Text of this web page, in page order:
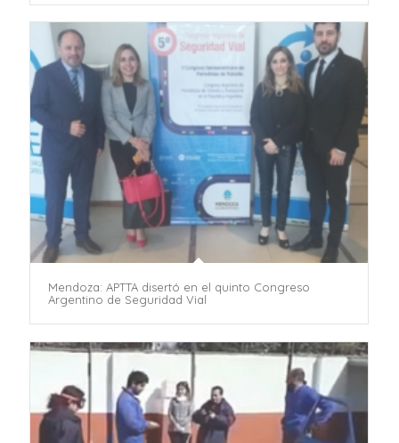
Mendoza: APTTA disertó en el quinto Congreso
Argentino de Seguridad Vial